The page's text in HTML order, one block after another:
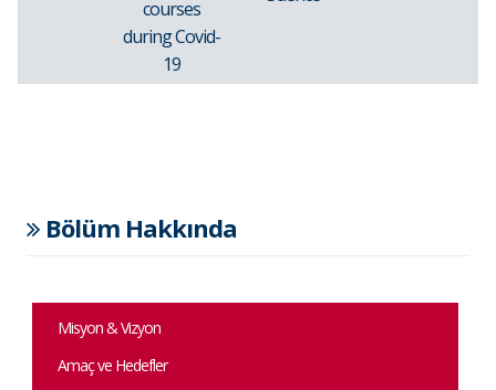
courses
during Covid-
19
Bölüm Hakkında
Misyon & Vizyon
Amaç ve Hedefler